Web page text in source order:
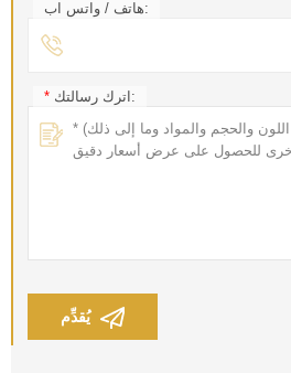
هاتف / واتس اب:
* اترك رسالتك:
يُقدِّم